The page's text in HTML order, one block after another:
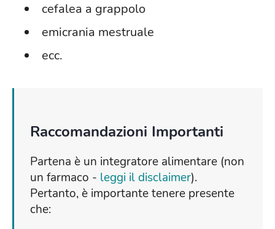
cefalea a grappolo
emicrania mestruale
ecc.
Raccomandazioni Importanti
Partena è un integratore alimentare (non
un farmaco - leggi il disclaimer).
Pertanto, è importante tenere presente
che: